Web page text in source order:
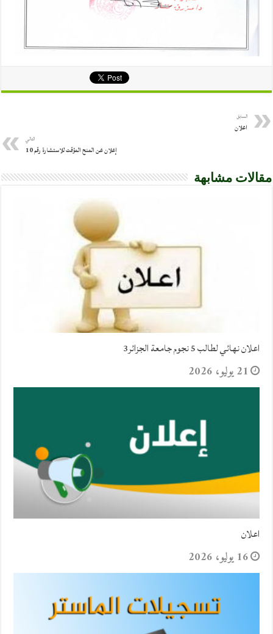
السابق
اعلان
التالي
إعلان عن المنح المؤقت للاستشارة رقم 10
مقالات مشابهة
اعلان نهائي لطالب 5 نجوم جامعة الجزائر3
21 يوليو، 2026
اعلان
16 يوليو، 2026